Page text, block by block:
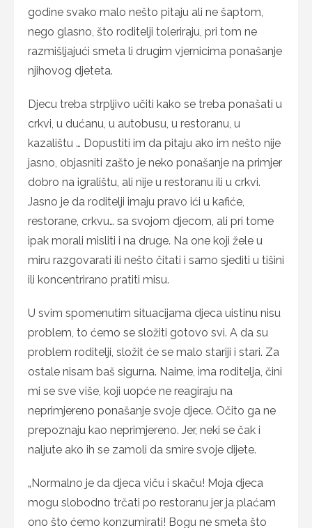
godine svako malo nešto pitaju ali ne šaptom,
nego glasno, što roditelji toleriraju, pri tom ne
razmišljajući smeta li drugim vjernicima ponašanje
njihovog djeteta.
Djecu treba strpljivo učiti kako se treba ponašati u
crkvi, u dućanu, u autobusu, u restoranu, u
kazalištu … Dopustiti im da pitaju ako im nešto nije
jasno, objasniti zašto je neko ponašanje na primjer
dobro na igralištu, ali nije u restoranu ili u crkvi.
Jasno je da roditelji imaju pravo ići u kafiće,
restorane, crkvu… sa svojom djecom, ali pri tome
ipak morali misliti i na druge. Na one koji žele u
miru razgovarati ili nešto čitati i samo sjediti u tišini
ili koncentrirano pratiti misu.
U svim spomenutim situacijama djeca uistinu nisu
problem, to ćemo se složiti gotovo svi. A da su
problem roditelji, složit će se malo stariji i stari. Za
ostale nisam baš sigurna. Naime, ima roditelja, čini
mi se sve više, koji uopće ne reagiraju na
neprimjereno ponašanje svoje djece. Očito ga ne
prepoznaju kao neprimjereno. Jer, neki se čak i
naljute ako ih se zamoli da smire svoje dijete.
„Normalno je da djeca viču i skaču! Moja djeca
mogu slobodno trčati po restoranu jer ja plaćam
ono što ćemo konzumirati! Bogu ne smeta što